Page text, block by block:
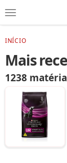
INÍCIO
Mais
1238